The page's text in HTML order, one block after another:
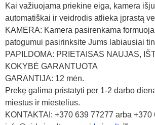
Kai važiuojama priekine eiga, kamera
automatiškai ir veidrodis atlieka įprastą
KAMERA: Kamera pasirenkama
patogumui pasirinksite Jums labiausiai
PAPILDOMA: PRIETAISAS NAUJAS,
KOKYBĖ GARANTUOTA
GARANTIJA: 12 mėn.
Prekę galima pristatyti per 1-2 darbo
miestus ir miestelius.
KONTAKTAI: +370 639 77277 arba +370